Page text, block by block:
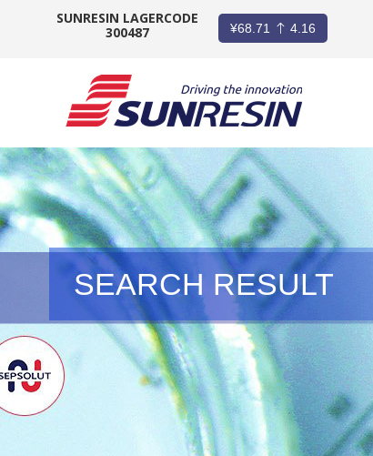
UNTERNEHMEN
PRODUKT
INDUSTRIE
INVESTOREN
KARRIERE
KONTAKT
SUNRESIN LAGERCODE
300487
¥68.71 4.16
SEARCH RESULT